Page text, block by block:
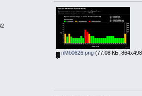
пМб0626.png(77.08 КБ,